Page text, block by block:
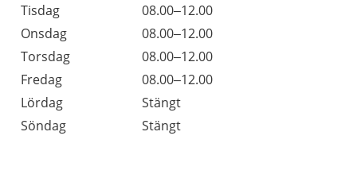
Tisdag
08.00–12.00
Onsdag
08.00–12.00
Torsdag
08.00–12.00
Fredag
08.00–12.00
Lördag
Stängt
Söndag
Stängt